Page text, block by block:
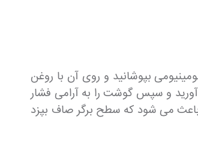
روی گریل را با فویل آلومینیومی بپوشانید و روی آن با روغن
با قاشق به شکل دایره گرد در آورید و سپس گوشت را به آرامی فشار
این کار باعث می شود که سطح برگر صاف بپزد